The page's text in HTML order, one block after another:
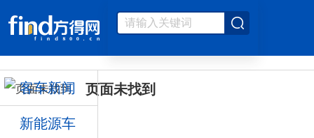
客车新闻
新能源车
页面未找到